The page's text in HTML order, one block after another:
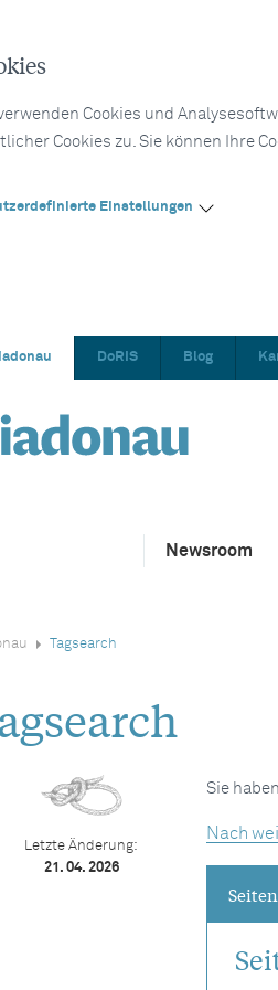
Cookies und
Cookies zu. Sie können Ihre
Einstellungen
DoRIS Blog
Newsroom
Tagsearch
Sie
Nach
Seiten
Letzte Änderung:
21. 04. 2026